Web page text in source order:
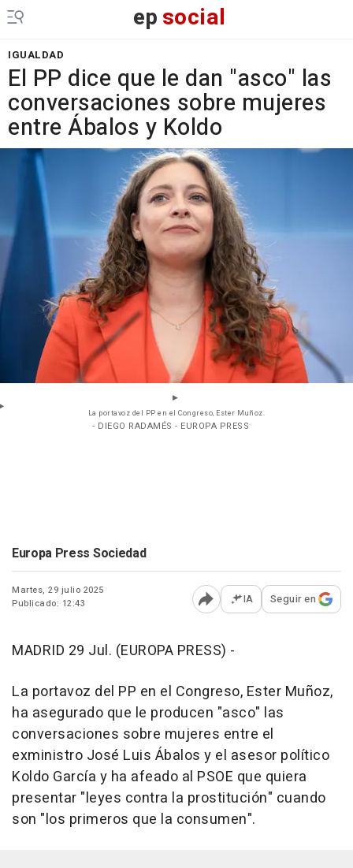
epsocial
IGUALDAD
El PP dice que le dan "asco" las
conversaciones sobre mujeres
entre Ábalos y Koldo
La portavoz del PP en el Congreso, Ester Muñoz.
- DIEGO RADAMÉS - EUROPA PRESS
Europa Press Sociedad
Martes, 29 julio 2025
Publicado: 12:43
Abrir opciones para
IA Seguir en
MADRID 29 Jul. (EUROPA PRESS) -
La portavoz del PP en el Congreso, Ester Muñoz,
ha asegurado que le producen "asco" las
conversaciones sobre mujeres entre el
exministro José Luis Ábalos y el asesor político
Koldo García y ha afeado al PSOE que quiera
presentar "leyes contra la prostitución" cuando
son "los primeros que la consumen".